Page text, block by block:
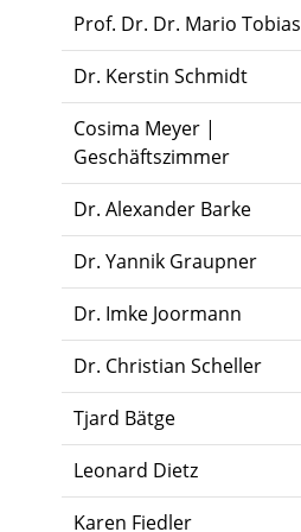
Prof. Dr. Dr. Mario Tobias
Dr. Kerstin Schmidt
Cosima Meyer |
Geschäftszimmer
Dr. Alexander Barke
Dr. Yannik Graupner
Dr. Imke Joormann
Dr. Christian Scheller
Tjard Bätge
Leonard Dietz
Karen Fiedler